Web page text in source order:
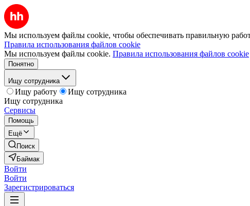
Мы используем файлы cookie, чтобы обеспечивать правильную
Правила использования файлов cookie
Мы используем файлы cookie. Правила использования файлов cookie
Понятно
Ищу сотрудника
Ищу работу
Ищу сотрудника
Ищу сотрудника
Сервисы
Помощь
Ещё
Поиск
Баймак
Войти
Войти
Зарегистрироваться